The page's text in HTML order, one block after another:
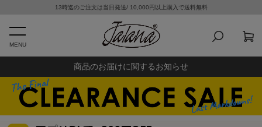
13時迄のご注文は当日発送/ 10,000円以上購入で送料無料
MENU
商品のお届けに関するお知らせ